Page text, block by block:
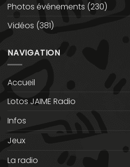
Photos événements (230)
Vidéos (381)
NAVIGATION
Accueil
Lotos JAIME Radio
Infos
Jeux
La radio